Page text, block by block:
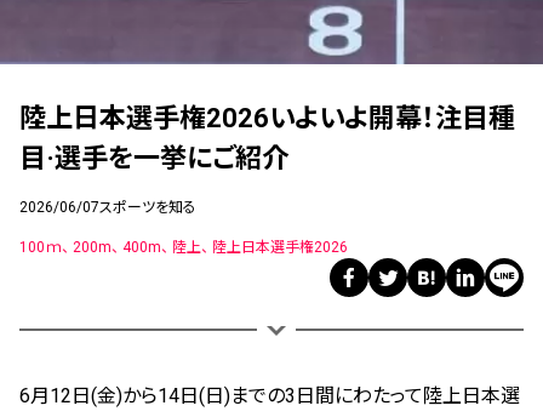
陸上日本選手権2026いよいよ開幕！注目種
目·選手を一挙にご紹介
2026/06/07スポーツを知る
100ｍ 200m 400m 陸上 陸上日本選手権2026
6月12日(金)から14日(日)までの3日間にわたって陸上日本選